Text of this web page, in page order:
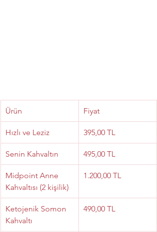
Ürün Fiyat
Hızlı ve Leziz 395,00 TL
Senin Kahvaltın 495,00 TL
Midpoint Anne
Kahvaltısı (2 kişilik)
1.200,00 TL
Ketojenik Somon
Kahvaltı
490,00 TL